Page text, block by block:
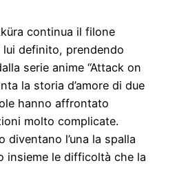
continua il filone
lui definito, prendendo
serie anime “Attack on
la storia d’amore di due
hanno affrontato
molto complicate.
diventano l’una la spalla
insieme le difficoltà che la